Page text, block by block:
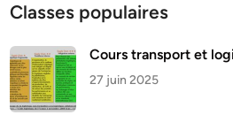
Classes populaires
Cours transport et
27 juin 2025